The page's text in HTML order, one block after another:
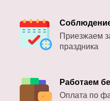
Приезжаем
праздника
Работаем
Оплата по